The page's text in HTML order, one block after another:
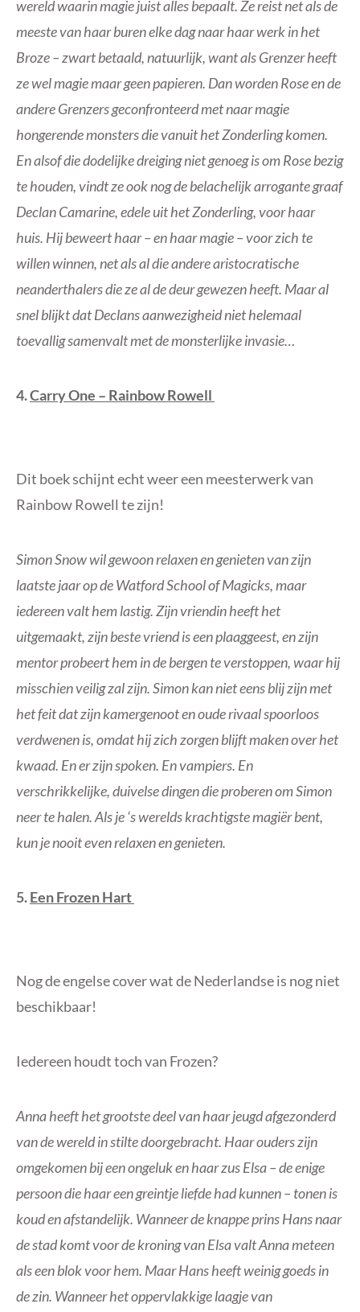
wereld waarin magie juist alles bepaalt. Ze reist net als de
meeste van haar buren elke dag naar haar werk in het
Broze – zwart betaald, natuurlijk, want als Grenzer heeft
ze wel magie maar geen papieren. Dan worden Rose en de
andere Grenzers geconfronteerd met naar magie
hongerende monsters die vanuit het Zonderling komen.
En alsof die dodelijke dreiging niet genoeg is om Rose bezig
te houden, vindt ze ook nog de belachelijk arrogante graaf
Declan Camarine, edele uit het Zonderling, voor haar
huis. Hij beweert haar – en haar magie – voor zich te
willen winnen, net als al die andere aristocratische
neanderthalers die ze al de deur gewezen heeft. Maar al
snel blijkt dat Declans aanwezigheid niet helemaal
toevallig samenvalt met de monsterlijke invasie…
4.Carry One – Rainbow Rowell
Dit boek schijnt echt weer een meesterwerk van
Rainbow Rowell te zijn!
Simon Snow wil gewoon relaxen en genieten van zijn
laatste jaar op de Watford School of Magicks, maar
iedereen valt hem lastig. Zijn vriendin heeft het
uitgemaakt, zijn beste vriend is een plaaggeest, en zijn
mentor probeert hem in de bergen te verstoppen, waar hij
misschien veilig zal zijn. Simon kan niet eens blij zijn met
het feit dat zijn kamergenoot en oude rivaal spoorloos
verdwenen is, omdat hij zich zorgen blijft maken over het
kwaad. En er zijn spoken. En vampiers. En
verschrikkelijke, duivelse dingen die proberen om Simon
neer te halen. Als je ‘s werelds krachtigste magiër bent,
kun je nooit even relaxen en genieten.
5.Een Frozen Hart
Nog de engelse cover wat de Nederlandse is nog niet
beschikbaar!
Iedereen houdt toch van Frozen?
Anna heeft het grootste deel van haar jeugd afgezonderd
van de wereld in stilte doorgebracht. Haar ouders zijn
omgekomen bij een ongeluk en haar zus Elsa – de enige
persoon die haar een greintje liefde had kunnen – tonen is
koud en afstandelijk. Wanneer de knappe prins Hans naar
de stad komt voor de kroning van Elsa valt Anna meteen
als een blok voor hem. Maar Hans heeft weinig goeds in
de zin. Wanneer het oppervlakkige laagje van